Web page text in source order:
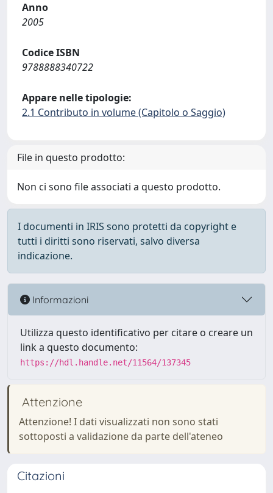
Anno
2005
Codice ISBN
9788888340722
Appare nelle tipologie:
2.1 Contributo in volume (Capitolo o Saggio)
File in questo prodotto:
Non ci sono file associati a questo prodotto.
I documenti in IRIS sono protetti da copyright e
tutti i diritti sono riservati, salvo diversa
indicazione.
Informazioni
Utilizza questo identificativo per citare o creare un
link a questo documento:
https://hdl.handle.net/11564/137345
Attenzione
Attenzione! I dati visualizzati non sono stati
sottoposti a validazione da parte dell'ateneo
Citazioni